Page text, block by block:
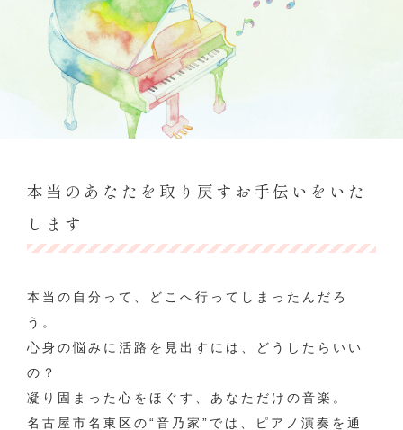
本当のあなたを取り戻すお手伝いをいた
します
本当の自分って、どこへ行ってしまったんだろ
う。
心身の悩みに活路を見出すには、どうしたらいい
の？
凝り固まった心をほぐす、あなただけの音楽。
名古屋市名東区の“音乃家”では、ピアノ演奏を通